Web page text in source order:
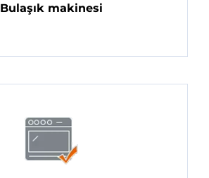
Bulaşık makinesi